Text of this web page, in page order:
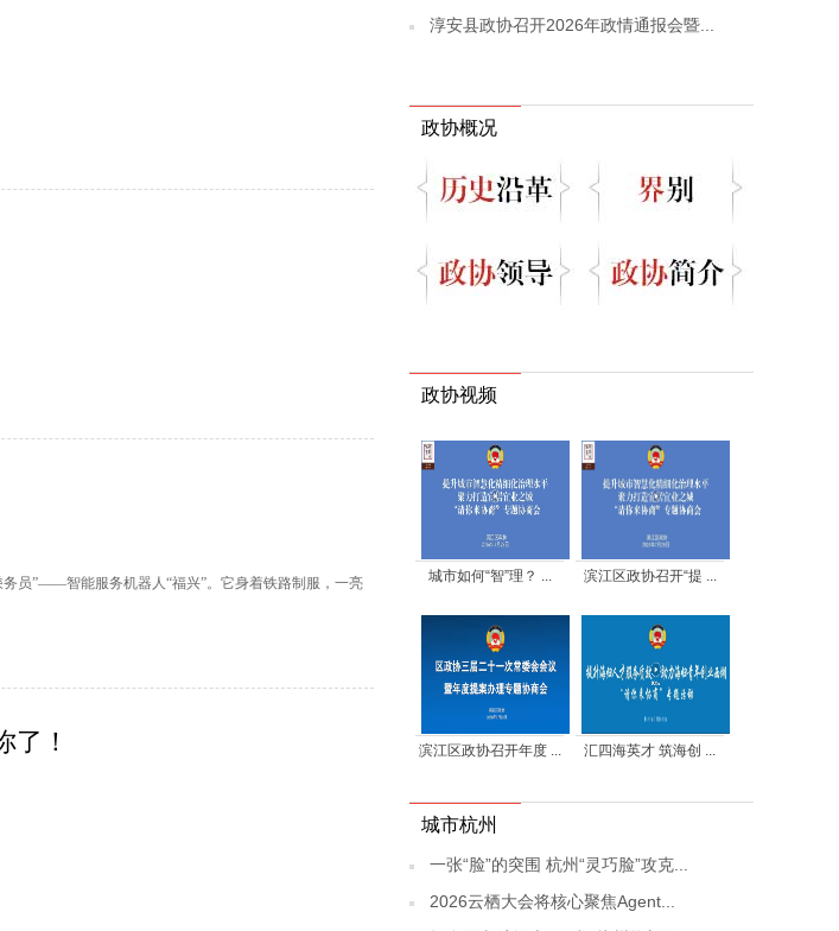
员”——智能服务机器人“福兴”。它身着铁路制服，一亮
了！
淳安县政协召开2026年政情通报会暨...
政协概况
政协视频
城市如何“智”理？ ... 滨江区政协召开“提 ...
滨江区政协召开年度 ... 汇四海英才 筑海创 ...
城市杭州
一张“脸”的突围 杭州“灵巧脸”攻克...
2026云栖大会将核心聚焦Agent...